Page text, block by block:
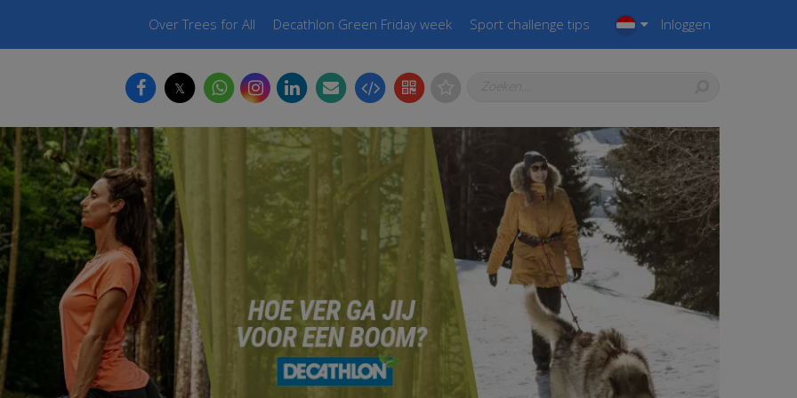
Inloggen
Over Trees for All Decathlon Green Friday week Sport challenge tips
𝕏 Zoeken...